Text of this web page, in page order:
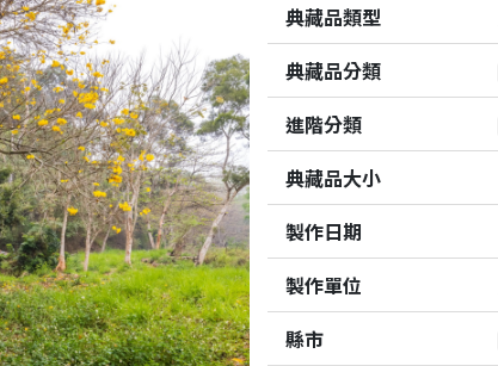
典藏品類型
典藏品分類
進階分類
典藏品大小
製作日期
製作單位
縣市